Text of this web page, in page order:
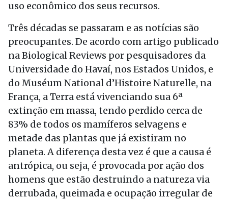
uso econômico dos seus recursos.
Três décadas se passaram e as notícias são
preocupantes. De acordo com artigo publicado
na Biological Reviews por pesquisadores da
Universidade do Havaí, nos Estados Unidos, e
do Muséum National d’Histoire Naturelle, na
França, a Terra está vivenciando sua 6ª
extinção em massa, tendo perdido cerca de
83% de todos os mamíferos selvagens e
metade das plantas que já existiram no
planeta. A diferença desta vez é que a causa é
antrópica, ou seja, é provocada por ação dos
homens que estão destruindo a natureza via
derrubada, queimada e ocupação irregular de